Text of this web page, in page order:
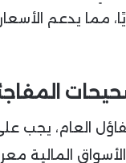
مما يدعم
العام، يجب
المالية